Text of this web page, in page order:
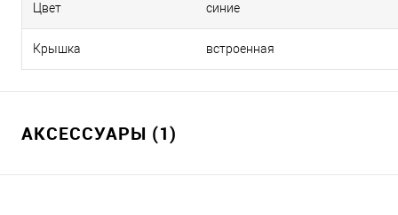
Цвет синие
Крышка встроенная
АКСЕССУАРЫ (1)